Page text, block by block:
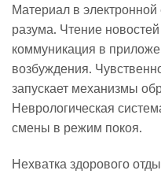
Материал в
разума. Чтение
коммуникация в
возбуждения.
запускает механизмы
Неврологическая
смены в режим покоя.
Нехватка здорового